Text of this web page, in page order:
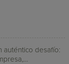
auténtico desafío: